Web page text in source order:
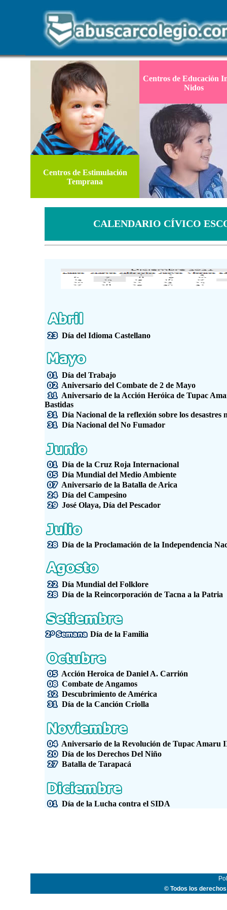
Centros de Educación
Nidos
Centros de Estimulación
Temprana
CALENDARIO CÍVICO
Día del Idioma Castellano
Día del Trabajo
Aniversario del Combate de 2 de Mayo
Aniversario de la Acción Heróica de Tupac
Bastidas
Día Nacional de la reflexión sobre los desastres
Día Nacional del No Fumador
Día de la Cruz Roja Internacional
Día Mundial del Medio Ambiente
Aniversario de la Batalla de Arica
Día del Campesino
José Olaya, Día del Pescador
Día de la Proclamación de la Independencia
Día Mundial del Folklore
Día de la Reincorporación de Tacna a la Patria
Día de la Familia
Acción Heroica de Daniel A. Carrión
Combate de Angamos
Descubrimiento de América
Día de la Canción Criolla
Aniversario de la Revolución de Tupac Amaru
Día de los Derechos Del Niño
Batalla de Tarapacá
Día de la Lucha contra el SIDA
© Todos los